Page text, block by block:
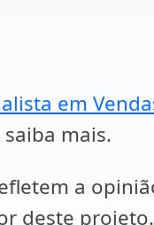
em
mais.
a
deste projeto.